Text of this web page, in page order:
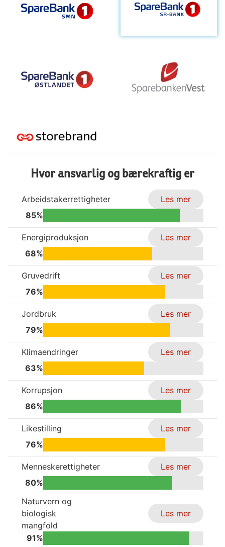
Hvor ansvarlig og bærekraftig er
Arbeidstakerrettigheter
85%
Les mer
Energiproduksjon
68%
Les mer
Gruvedrift
76%
Les mer
Jordbruk
79%
Les mer
Klimaendringer
63%
Les mer
Korrupsjon
86%
Les mer
Likestilling
76%
Les mer
Menneskerettigheter
80%
Les mer
Naturvern og
biologisk
mangfold
91%
Les mer